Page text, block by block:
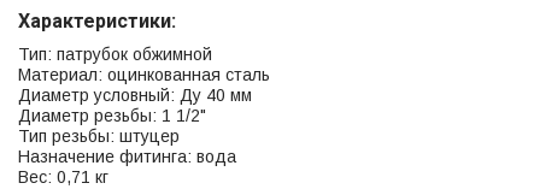
Характеристики:
Тип: патрубок обжимной
Материал: оцинкованная сталь
Диаметр условный: Ду 40 мм
Диаметр резьбы: 1 1/2"
Тип резьбы: штуцер
Назначение фитинга: вода
Вес: 0,71 кг